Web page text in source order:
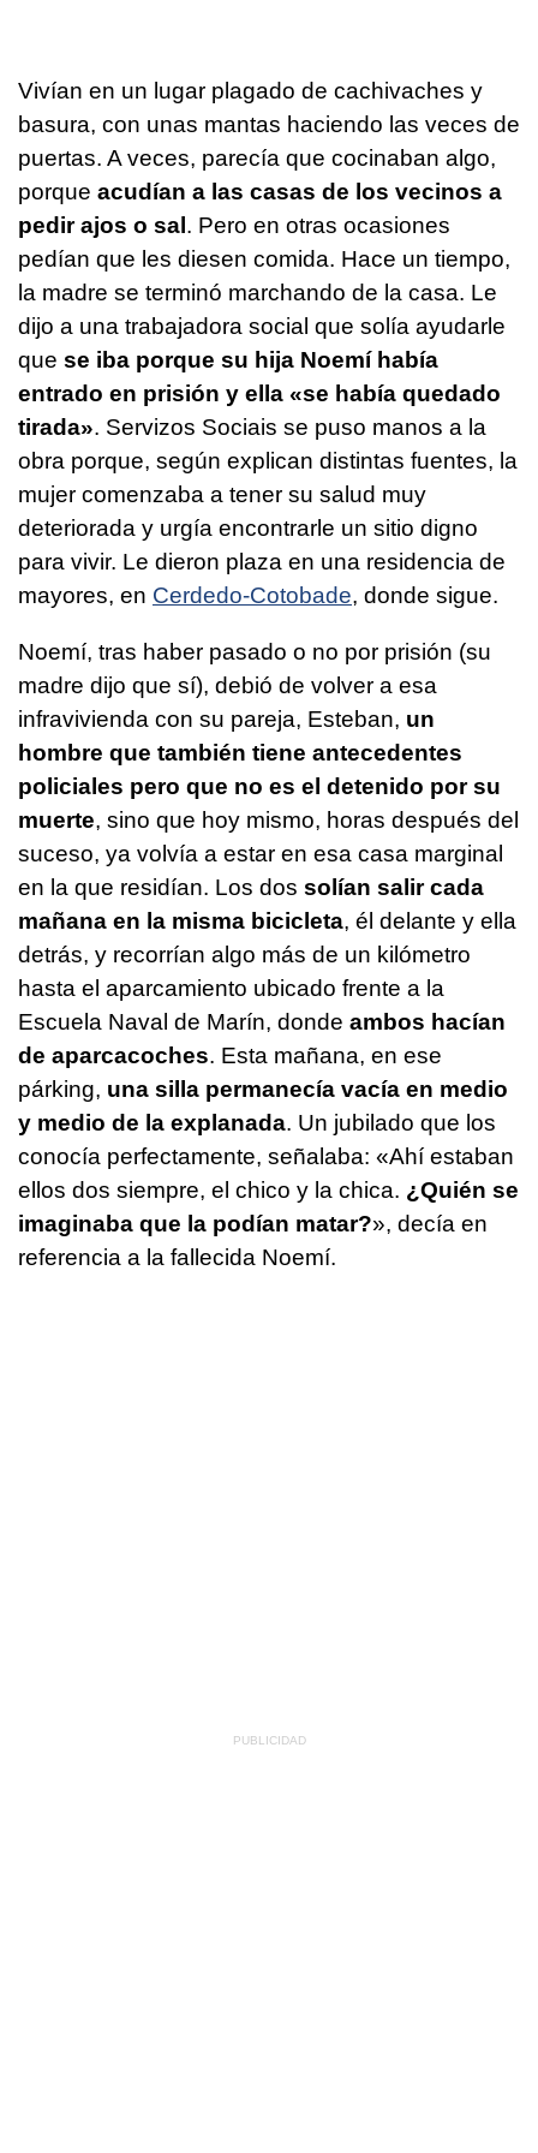
Vivían en un lugar plagado de cachivaches y
basura, con unas mantas haciendo las veces de
puertas. A veces, parecía que cocinaban algo,
porque acudían a las casas de los vecinos a
pedir ajos o sal . Pero en otras ocasiones
pedían que les diesen comida. Hace un tiempo,
la madre se terminó marchando de la casa. Le
dijo a una trabajadora social que solía ayudarle
que se iba porque su hija Noemí había
entrado en prisión y ella «se había quedado
tirada». Servizos Sociais se puso manos a la
obra porque, según explican distintas fuentes, la
mujer comenzaba a tener su salud muy
deteriorada y urgía encontrarle un sitio digno
para vivir. Le dieron plaza en una residencia de
mayores, en Cerdedo-Cotobade, donde sigue.
Noemí, tras haber pasado o no por prisión (su
madre dijo que sí), debió de volver a esa
infravivienda con su pareja, Esteban, un
hombre que también tiene antecedentes
policiales pero que no es el detenido por su
muerte, sino que hoy mismo, horas después del
suceso, ya volvía a estar en esa casa marginal
en la que residían. Los dos solían salir cada
mañana en la misma bicicleta, él delante y ella
detrás, y recorrían algo más de un kilómetro
hasta el aparcamiento ubicado frente a la
Escuela Naval de Marín, donde ambos hacían
de aparcacoches. Esta mañana, en ese
párking, una silla permanecía vacía en medio
y medio de la explanada. Un jubilado que los
conocía perfectamente, señalaba: «Ahí estaban
ellos dos siempre, el chico y la chica. ¿Quién se
imaginaba que la podían matar?», decía en
referencia a la fallecida Noemí.